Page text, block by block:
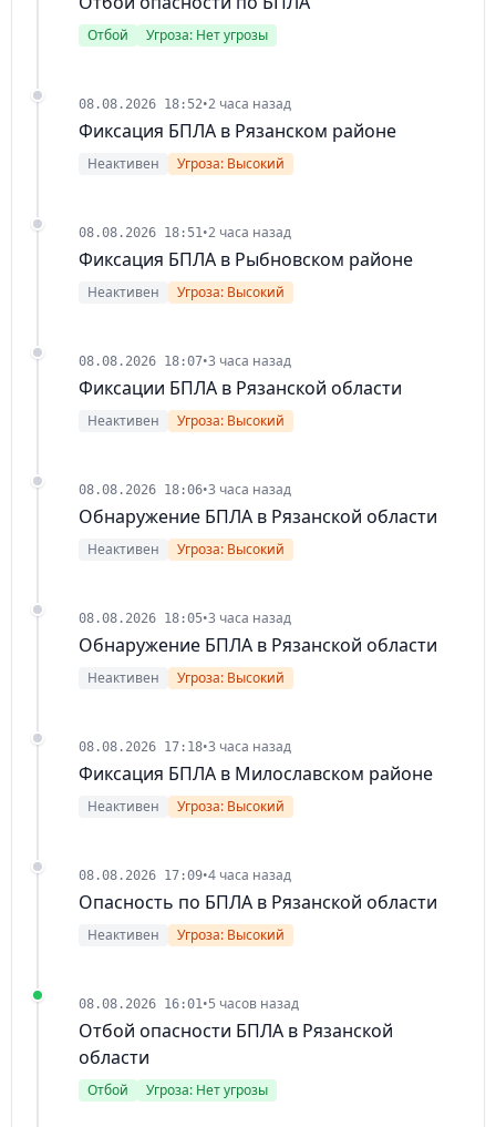
Отбой Угроза: Нет угрозы
08.08.2026 18:52•2 часа назад
Фиксация БПЛА в Рязанском районе
Неактивен Угроза: Высокий
08.08.2026 18:51•2 часа назад
Фиксация БПЛА в Рыбновском районе
Неактивен Угроза: Высокий
08.08.2026 18:07•3 часа назад
Фиксации БПЛА в Рязанской области
Неактивен Угроза: Высокий
08.08.2026 18:06•3 часа назад
Обнаружение БПЛА в Рязанской области
Неактивен Угроза: Высокий
08.08.2026 18:05•3 часа назад
Обнаружение БПЛА в Рязанской области
Неактивен Угроза: Высокий
08.08.2026 17:18•3 часа назад
Фиксация БПЛА в Милославском районе
Неактивен Угроза: Высокий
08.08.2026 17:09•4 часа назад
Опасность по БПЛА в Рязанской области
Неактивен Угроза: Высокий
08.08.2026 16:01•5 часов назад
Отбой опасности БПЛА в Рязанской
области
Отбой Угроза: Нет угрозы